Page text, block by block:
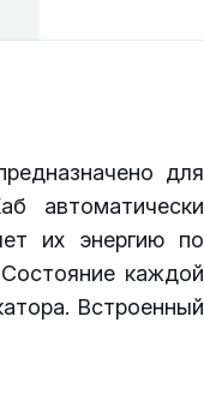
для
автоматически
их энергию по
каждой
Встроенный